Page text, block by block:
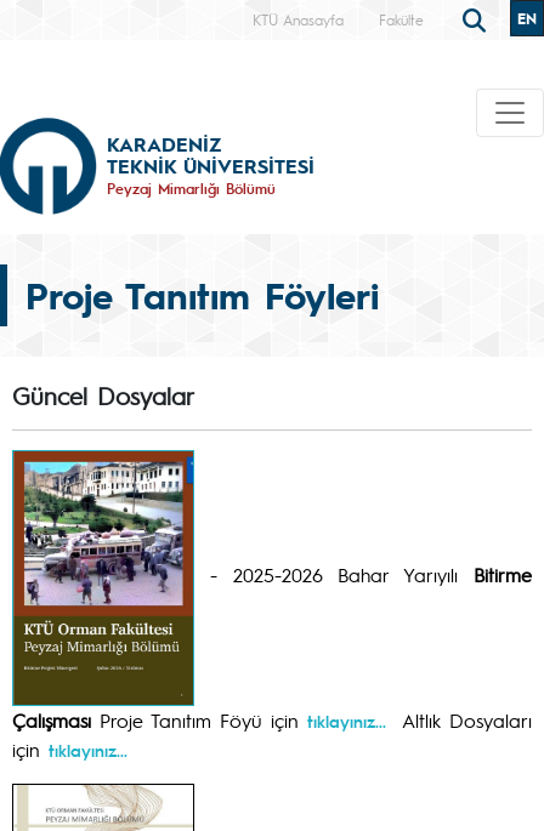
KTÜ Anasayfa Fakülte EN
KARADENİZ
TEKNİK ÜNİVERSİTESİ
Peyzaj Mimarlığı Bölümü
Proje Tanıtım Föyleri
Güncel Dosyalar
- 2025-2026 Bahar Yarıyılı Bitirme
Çalışması Proje Tanıtım Föyü için tıklayınız...
Altlık Dosyaları
için tıklayınız...